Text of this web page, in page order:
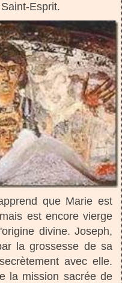
Esprit.
que Marie est
est encore vierge
divine. Joseph,
la grossesse de sa
avec elle.
la mission sacrée de